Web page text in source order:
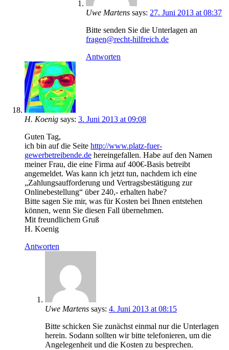
Uwe Martens says: 27. Juni 2013 at 08:37
Bitte senden Sie die Unterlagen an
fragen@recht-hilfreich.de
Antworten
H. Koenig says: 3. Juni 2013 at 09:08
Guten Tag,
ich bin auf die Seite http://www.platz-fuer-
gewerbetreibende.de hereingefallen. Habe auf den Namen
meiner Frau, die eine Firma auf 400€-Basis betreibt
angemeldet. Was kann ich jetzt tun, nachdem ich eine
„Zahlungsaufforderung und Vertragsbestätigung zur
Onlinebestellung“ über 240,- erhalten habe?
Bitte sagen Sie mir, was für Kosten bei Ihnen entstehen
können, wenn Sie diesen Fall übernehmen.
Mit freundlichem Gruß
H. Koenig
Antworten
Uwe Martens says: 4. Juni 2013 at 08:15
Bitte schicken Sie zunächst einmal nur die Unterlagen
herein. Sodann sollten wir bitte telefonieren, um die
Angelegenheit und die Kosten zu besprechen.